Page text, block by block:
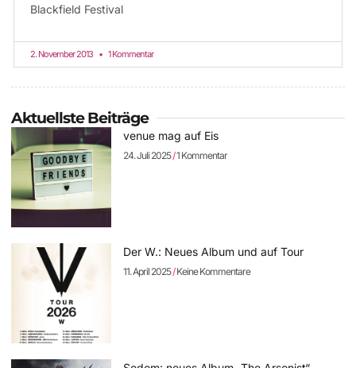
Blackfield Festival
2. November 2013 1 Kommentar
Aktuellste Beiträge
venue mag auf Eis
24. Juli 2025 1 Kommentar
Der W.: Neues Album und auf Tour
11. April 2025 Keine Kommentare